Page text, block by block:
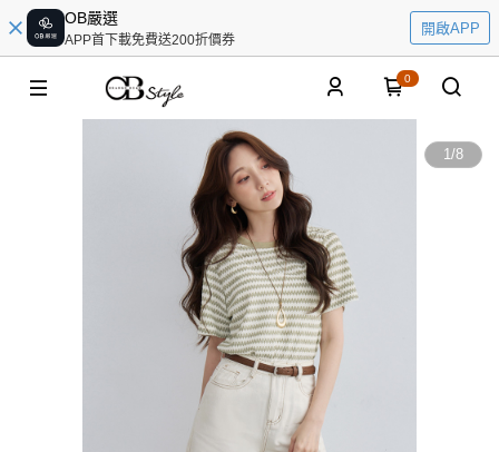
OB嚴選
APP首下載免費送200折價券
開啟APP
0
1/8